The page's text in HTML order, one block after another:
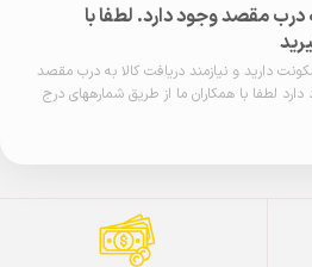
درب مقصد وجود دارد. لطفا با
دارید و نیازمند دریافت کالا به درب مقصد
لطفا با همکاران ما از طریق شمارههای درج